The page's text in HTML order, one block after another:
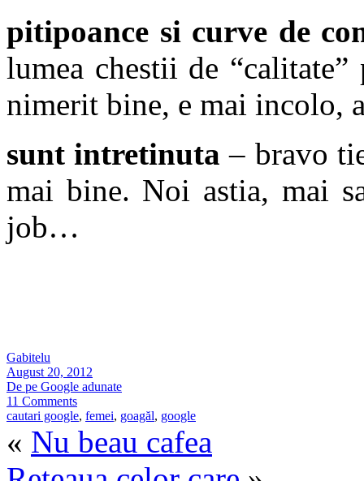
pitipoance si curve de
lumea chestii de
nimerit bine, e mai incolo,
sunt intretinuta – bravo
mai bine. Noi astia, mai
job…
Gabitelu
August 20, 2012
De pe Google adunate
11 Comments
cautari google, femei, goagăl, google
« Nu beau cafea